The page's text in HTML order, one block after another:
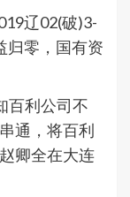
辽02(破)3-
归零，国有资
百利公司不
通，将百利
卿全在大连